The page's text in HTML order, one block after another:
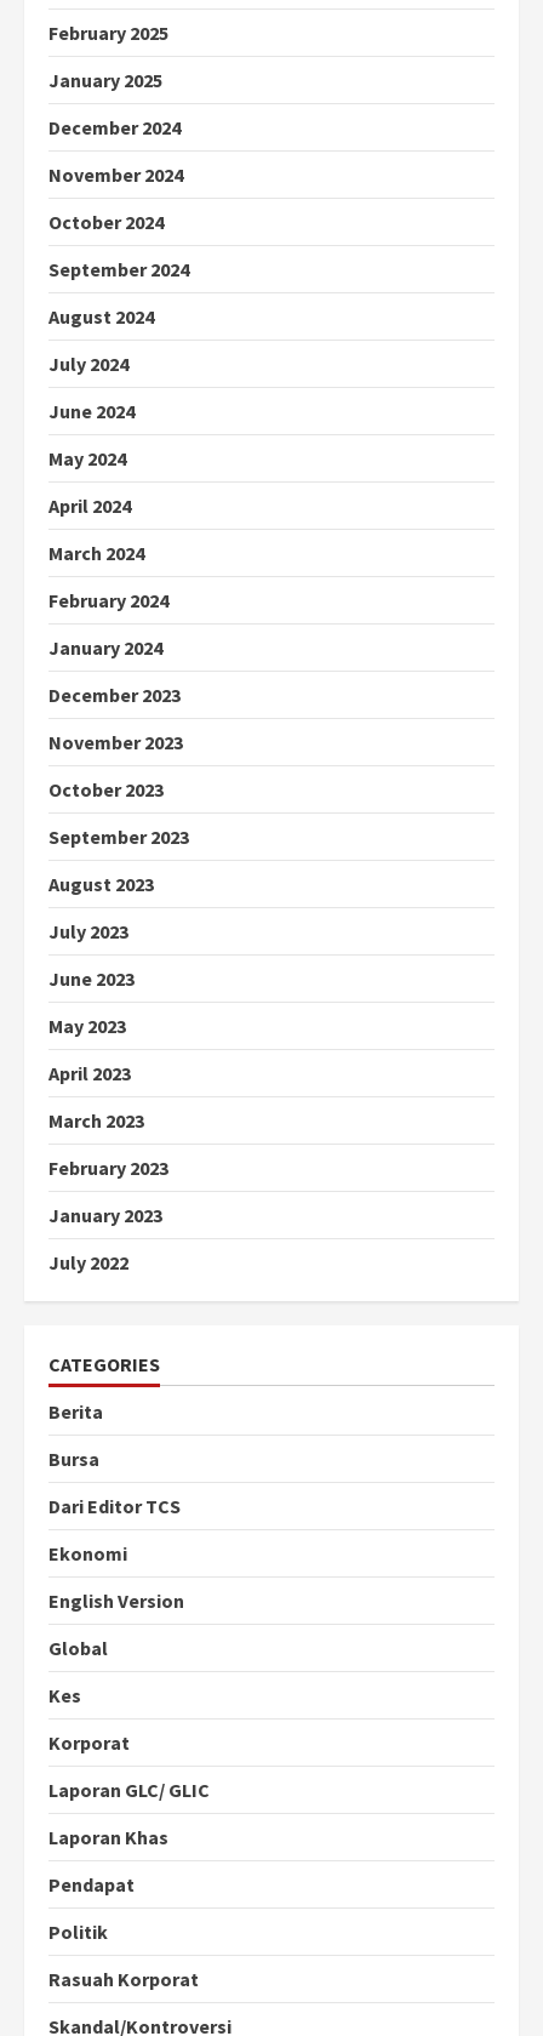
February 2025
January 2025
December 2024
November 2024
October 2024
September 2024
August 2024
July 2024
June 2024
May 2024
April 2024
March 2024
February 2024
January 2024
December 2023
November 2023
October 2023
September 2023
August 2023
July 2023
June 2023
May 2023
April 2023
March 2023
February 2023
January 2023
July 2022
CATEGORIES
Berita
Bursa
Dari Editor TCS
Ekonomi
English Version
Global
Kes
Korporat
Laporan GLC/ GLIC
Laporan Khas
Pendapat
Politik
Rasuah Korporat
Skandal/Kontroversi